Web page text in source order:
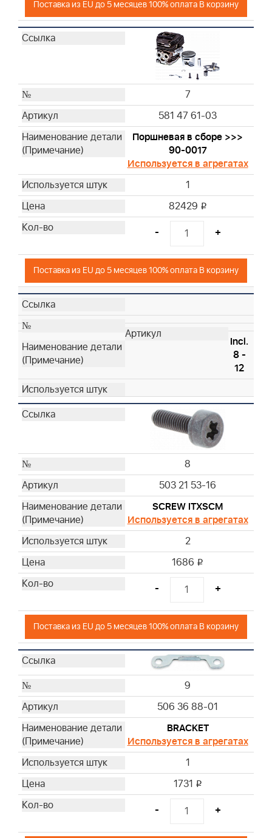
Поставка из EU до 5 месяцев 100% оплата В корзину
7
581 47 61-03
Поршневая в сборе >>>
90-0017
Используется в агрегатах
1
82429 i
- +
Поставка из EU до 5 месяцев 100% оплата В корзину
Incl.
8 -
12
8
503 21 53-16
SCREW ITXSCM
Используется в агрегатах
2
1686 i
- +
Поставка из EU до 5 месяцев 100% оплата В корзину
9
506 36 88-01
BRACKET
Используется в агрегатах
1
1731 i
- +